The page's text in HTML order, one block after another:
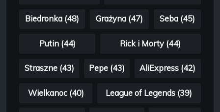
Biedronka (48) Grażyna (47) Seba (45)
Putin (44) Rick i Morty (44)
Straszne (43) Pepe (43) AliExpress (42)
Wielkanoc (40) League of Legends (39)